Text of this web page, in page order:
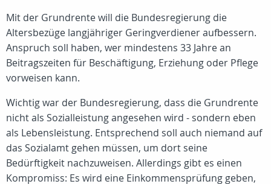
Mit der Grundrente will die Bundesregierung die
Altersbezüge langjähriger Geringverdiener aufbessern.
Anspruch soll haben, wer mindestens 33 Jahre an
Beitragszeiten für Beschäftigung, Erziehung oder Pflege
vorweisen kann.
Wichtig war der Bundesregierung, dass die Grundrente
nicht als Sozialleistung angesehen wird - sondern eben
als Lebensleistung. Entsprechend soll auch niemand auf
das Sozialamt gehen müssen, um dort seine
Bedürftigkeit nachzuweisen. Allerdings gibt es einen
Kompromiss: Es wird eine Einkommensprüfung geben,